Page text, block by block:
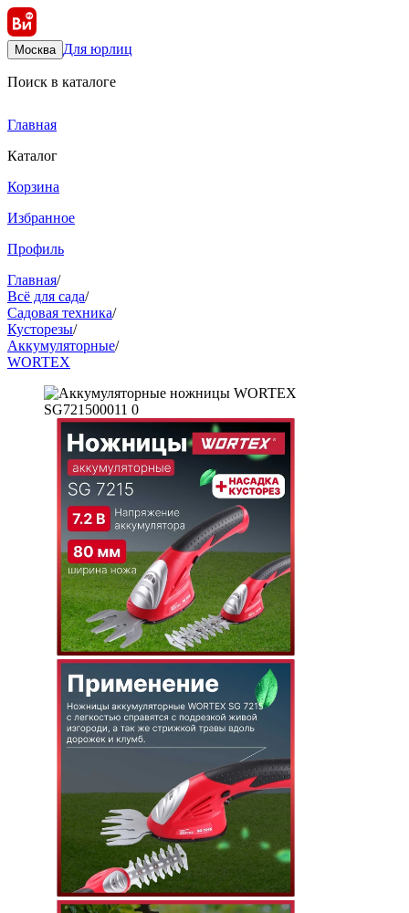
Москва Для юрлиц
Поиск в каталоге
Главная
Каталог
Корзина
Избранное
Профиль
Главная/
Всё для сада/
Садовая техника/
Кусторезы/
Аккумуляторные/
WORTEX